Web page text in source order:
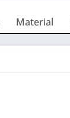
Material